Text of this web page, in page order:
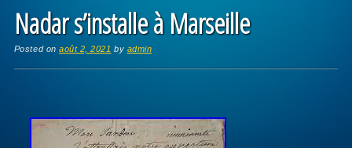
Nadar s’installe à Marseille
Posted onaoût 2, 2021 by admin